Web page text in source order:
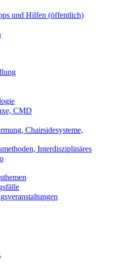
und Hilfen (öffentlich)
CMD
Chairsidesysteme,
Interdisziplinäres